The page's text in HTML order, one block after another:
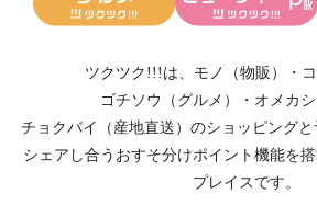
ツクツク!!!は、 モノ（物販） ・
ゴチソウ（グルメ）
・ オメカシ
チョクバイ（産地直送） のショッピングと
シェアし合う おすそ分けポイント機能を
プレイスです。